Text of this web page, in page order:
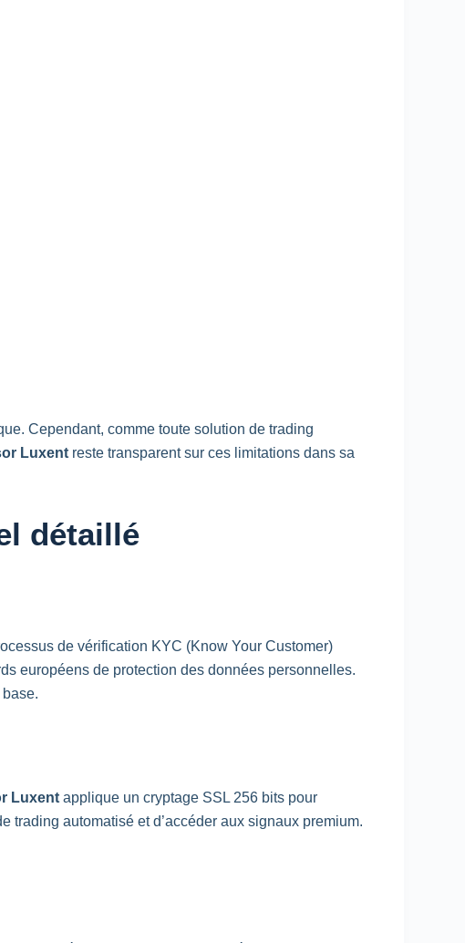
Cependant, comme toute solution detrading
Luxent reste transparent sur ces limitations dans sa
détaillé
de vérification KYC (Know Your Customer)
européens de protection des données personnelles.
Luxent applique un cryptage SSL256 bits pour
trading automatisé et d’accéder aux signaux premium.